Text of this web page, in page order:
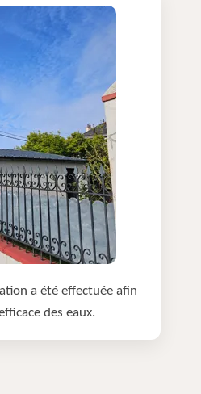
a été effectuée afin
des eaux.